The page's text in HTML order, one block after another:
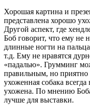
Хорошая картина и
представлена хорошо
Другой аспект, где
Боб говорит, что ему не
длинные ногти на
т.д. Ему не нравятся
«падалью». Грумминг
правильным, но приятно
ухоженная собака
ухожена. По мнению
лучше для выставки.